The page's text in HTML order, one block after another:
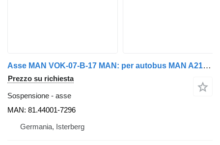
Asse MAN VOK-07-B-17 MAN: per autobus MAN A21, Lion's city
Prezzo su richiesta
Sospensione - asse
MAN: 81.44001-7296
Germania, Isterberg